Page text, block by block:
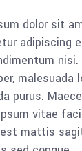
dolor sit
adipiscing
nisi.
malesuada
purus.
vitae
mattis